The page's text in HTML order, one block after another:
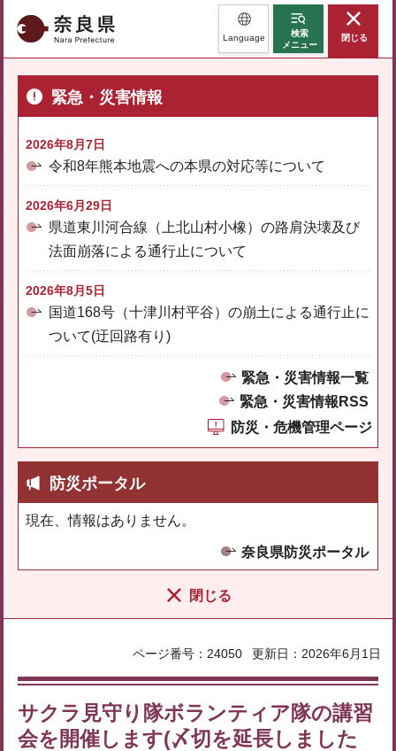
奈良県 Language
検索
メニュー
閉じる
緊急・災害情報
2026年8月7日
令和8年熊本地震への本県の対応等について
2026年6月29日
県道東川河合線（上北山村小橡）の路肩決壊及び
法面崩落による通行止について
2026年8月5日
国道168号（十津川村平谷）の崩土による通行止に
ついて(迂回路有り)
緊急・災害情報一覧
緊急・災害情報RSS
防災・危機管理ページ
防災ポータル
現在、情報はありません。
奈良県防災ポータル
閉じる
ページ番号：24050 更新日：2026年6月1日
サクラ見守り隊ボランティア隊の講習
会を開催します(〆切を延長しました